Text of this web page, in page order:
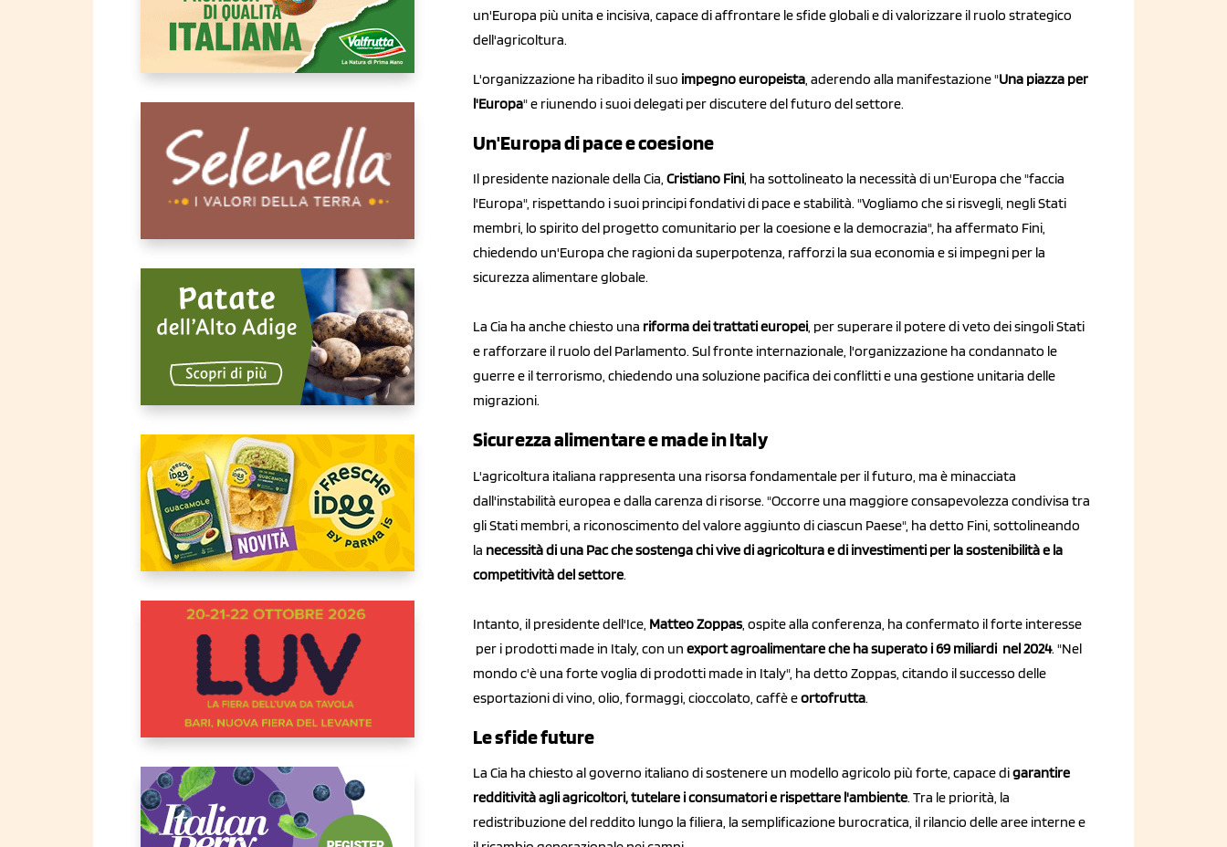
un'Europa più unita e incisiva, capace di affrontare le sfide globali e di valorizzare il ruolo strategico
dell'agricoltura.
L'organizzazione ha ribadito il suo impegno europeista , aderendo alla manifestazione "Una piazza per
l'Europa" e riunendo i suoi delegati per discutere del futuro del settore.
Un'Europa di pace e coesione
Il presidente nazionale della Cia, Cristiano Fini, ha sottolineato la necessità di un'Europa che "faccia
l'Europa", rispettando i suoi principi fondativi di pace e stabilità. "Vogliamo che si risvegli, negli Stati
membri, lo spirito del progetto comunitario per la coesione e la democrazia", ha affermato Fini,
chiedendo un'Europa che ragioni da superpotenza, rafforzi la sua economia e si impegni per la
sicurezza alimentare globale.
La Cia ha anche chiesto una riforma dei trattati europei, per superare il potere di veto dei singoli Stati
e rafforzare il ruolo del Parlamento. Sul fronte internazionale, l'organizzazione ha condannato le
guerre e il terrorismo, chiedendo una soluzione pacifica dei conflitti e una gestione unitaria delle
migrazioni.
Sicurezza alimentare e made in Italy
L'agricoltura italiana rappresenta una risorsa fondamentale per il futuro, ma è minacciata
dall'instabilità europea e dalla carenza di risorse. "Occorre una maggiore consapevolezza condivisa tra
gli Stati membri, a riconoscimento del valore aggiunto di ciascun Paese", ha detto Fini, sottolineando
la necessità di una Pac che sostenga chi vive di agricoltura e di investimenti per la sostenibilità e la
competitività del settore.
Intanto, il presidente dell'Ice, Matteo Zoppas, ospite alla conferenza, ha confermato il forte interesse
per i prodotti made in Italy, con un export agroalimentare che ha superato i 69 miliardi nel 2024. "Nel
mondo c'è una forte voglia di prodotti made in Italy", ha detto Zoppas, citando il successo delle
esportazioni di vino, olio, formaggi, cioccolato, caffè eortofrutta.
Le sfide future
La Cia ha chiesto al governo italiano di sostenere un modello agricolo più forte, capace digarantire
redditività agli agricoltori, tutelare i consumatori e rispettare l'ambiente. Tra le priorità, la
redistribuzione del reddito lungo la filiera, la semplificazione burocratica, il rilancio delle aree interne e